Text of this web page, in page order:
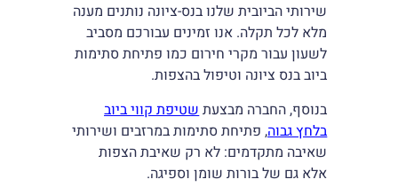
שירותי הביובית שלנו בנס-ציונה נותנים מענה
מלא לכל תקלה. אנו זמינים עבורכם מסביב
לשעון עבור מקרי חירום כמו פתיחת סתימות
ביוב בנס ציונה וטיפול בהצפות.
בנוסף, החברה מבצעת שטיפת קווי ביוב
בלחץ גבוה, פתיחת סתימות במרזבים ושירותי
שאיבה מתקדמים: לא רק שאיבת הצפות
אלא גם של בורות שומן וספיגה.